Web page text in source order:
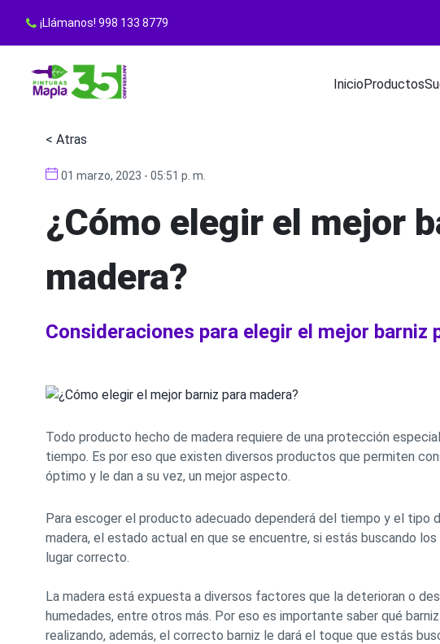
¡Llámanos! 998 133 8779
InicioProductos
< Atras
01 marzo, 2023 - 05:51 p. m.
¿Cómo elegir el mejor
madera?
Consideraciones para elegir el mejor barniz
Todo producto hecho de madera requiere de una protección
tiempo. Es por eso que existen diversos productos que permiten
óptimo y le dan a su vez, un mejor aspecto.
Para escoger el producto adecuado dependerá del tiempo y el tipo
madera, el estado actual en que se encuentre, si estás buscando
lugar correcto.
La madera está expuesta a diversos factores que la deterioran o
humedades, entre otros más. Por eso es importante saber qué
realizando, además, el correcto barniz le dará el toque que estás